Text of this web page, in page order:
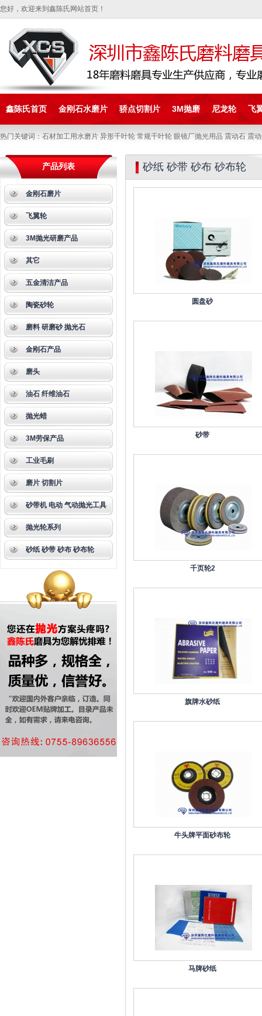
您好，欢迎来到鑫陈氏网站首页！
鑫陈氏首页 金刚石水磨片 骄点切割片 3M抛磨 尼龙轮 飞
热门关键词：石材加工用水磨片 异形千叶轮 常规千叶轮 眼镜厂抛光用品 震动石 震
产品列表
金刚石磨片
飞翼轮
3M抛光研磨产品
其它
五金清洁产品
陶瓷砂轮
磨料 研磨砂 抛光石
金刚石产品
磨头
油石 纤维油石
抛光蜡
3M劳保产品
工业毛刷
磨片 切割片
砂带机 电动 气动抛光工具
抛光轮系列
砂纸 砂带 砂布 砂布轮
砂纸 砂带 砂布 砂布轮
圆盘砂
砂带
千页轮2
旗牌水砂纸
牛头牌平面砂布轮
马牌砂纸